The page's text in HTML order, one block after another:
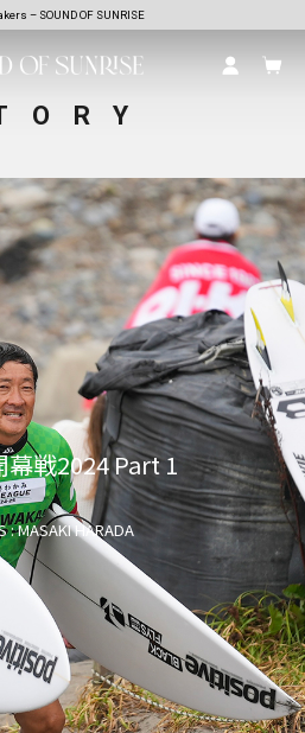
– SOUND OF SUNRISE
幕戦2024 Part 1
: MASAKI HARADA